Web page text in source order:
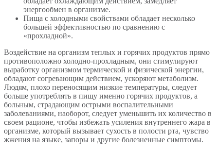
энергообмен в организме.
Пища с холодными свойствами обладает несколько
большей эффективностью по сравнению с
«прохладной».
Воздействие на организм теплых и горячих продуктов прямо
противоположно холодно-прохладным, они стимулируют
выработку организмом термической и физической энергии,
обладают согревающим действием, ускоряют метаболизм.
Людям, плохо переносящим низкие температуры, следует
больше употреблять в пищу именно горячих продуктов, а
больным, страдающим острыми воспалительными
заболеваниями, наоборот, следует уменьшить их количество в
своем рационе, чтобы избежать усиления внутреннего жара в
организме, который вызывает сухость в полости рта, чувство
жжения на языке, запоры и другие болезненные симптомы.